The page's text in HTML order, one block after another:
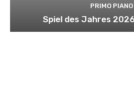
PRIMO PIANO
Spiel des Jahres